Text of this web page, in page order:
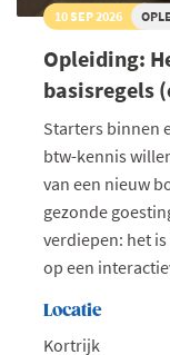
10 SEP 2026
Opleiding:
basisregels
Starters binnen
btw-kennis
van een nieuw
gezonde
verdiepen: het
op een
Locatie
Kortrijk